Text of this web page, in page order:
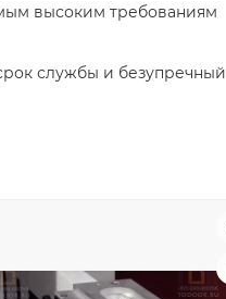
высоким требованиям
службы и безупречный